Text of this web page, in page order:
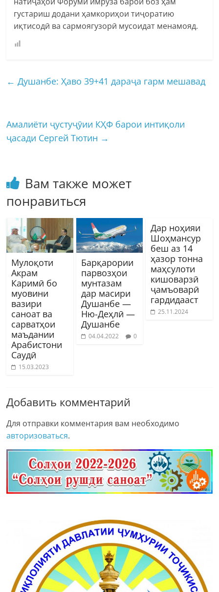
густариш додани ҳамкориҳои тиҷоратию
иқтисодӣ ва сармоягузорӣ мусоидат менамояд.
← Душанбе: Ҳаво 39+41 дараҷа гарм мешавад
Амалиёти ҷустуҷӯии КҲФ барои интиқоли
ҷасади Сергей Тютин →
Вам также может
понравиться
Мулоқоти
Акрам
Каримӣ бо
муовини
вазири
саноат ва
сарватҳои
маъдании
Арабистони
Саудӣ
15.03.2023
Барқарории
парвозҳои
мунтазам
дар масири
Душанбе —
Ню-Деҳлӣ —
Душанбе
04.04.2022 0
Дар ноҳияи
Шоҳмансур
беш аз 14
ҳазор тонна
маҳсулоти
кишоварзӣ
ҷамъоварӣ
гардидааст
25.11.2024
Добавить комментарий
Для отправки комментария вам необходимо
авторизоваться.